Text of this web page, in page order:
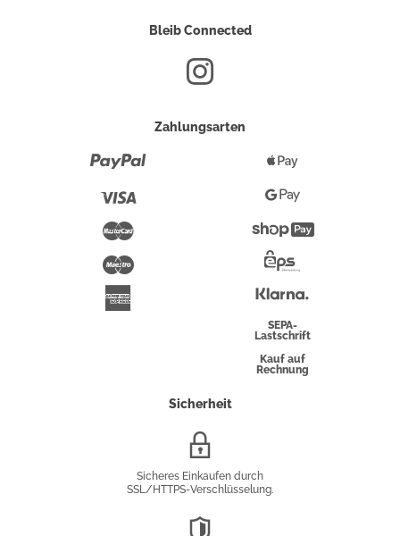
Bleib Connected
Zahlungsarten
Maestro
Pay
Google
PayShopify
Überweisung
SEPA-
Lastschrift
Kauf auf
Rechnung
Sicherheit
Sicheres Einkaufen durch
SSL/HTTPS-Verschlüsselung.